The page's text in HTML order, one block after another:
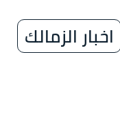
اخبار الزمالك